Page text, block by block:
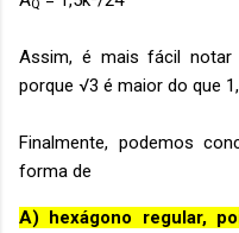
Q
Assim, é mais fácil notar
porque √3 é maior do que
Finalmente, podemos
forma de
A) hexágono regular,